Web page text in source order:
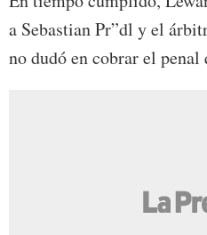
a Sebastian Pr”dl y el
no dudó en cobrar el